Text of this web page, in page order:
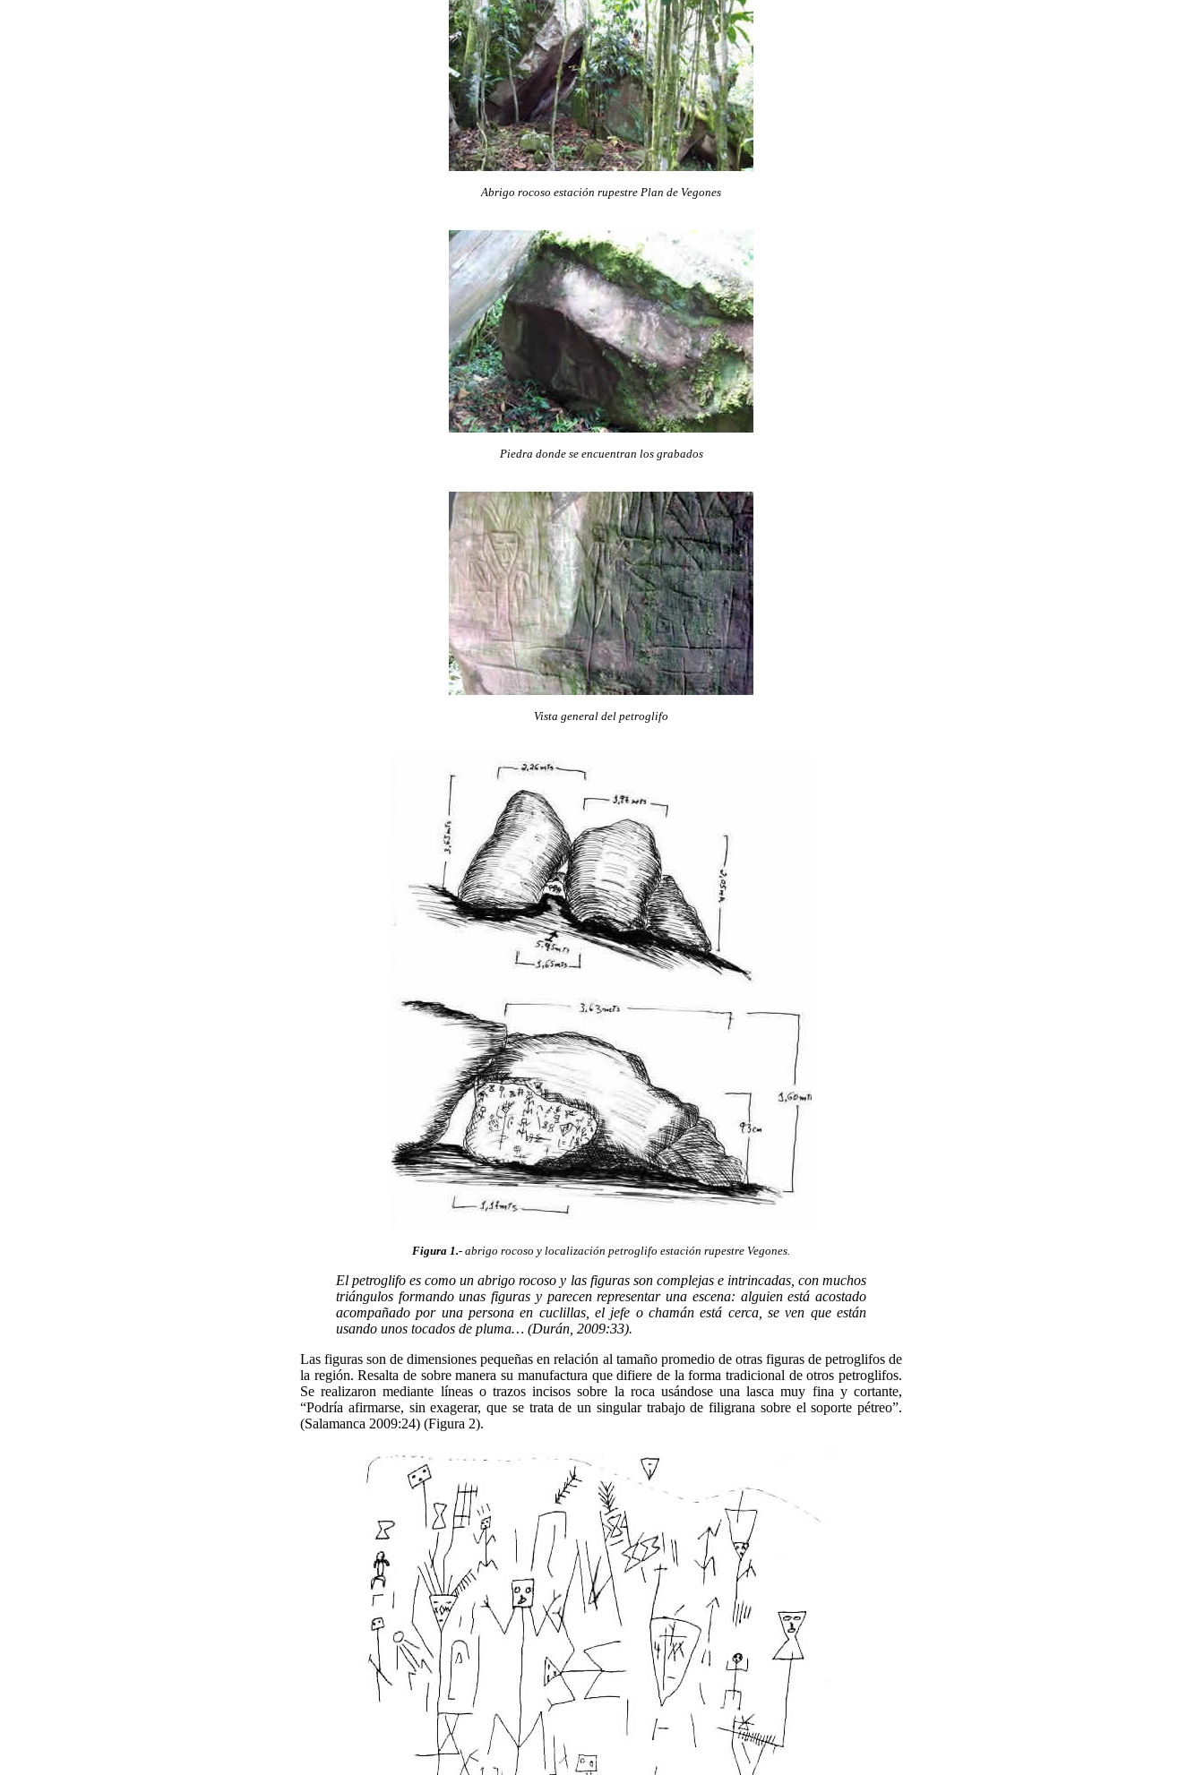
Abrigo rocoso estación rupestre Plan de Vegones
Piedra donde se encuentran los grabados
Vista general del petroglifo
Figura 1.- abrigo rocoso y localización petroglifo estación rupestre Vegones.
El petroglifo es como un abrigo rocoso y las figuras son complejas e intrincadas, con muchos
triángulos formando unas figuras y parecen representar una escena: alguien está acostado
acompañado por una persona en cuclillas, el jefe o chamán está cerca, se ven que están
usando unos tocados de pluma… (Durán, 2009:33).
Las figuras son de dimensiones pequeñas en relación al tamaño promedio de otras figuras de petroglifos de
la región. Resalta de sobre manera su manufactura que difiere de la forma tradicional de otros petroglifos.
Se realizaron mediante líneas o trazos incisos sobre la roca usándose una lasca muy fina y cortante,
“Podría afirmarse, sin exagerar, que se trata de un singular trabajo de filigrana sobre el soporte pétreo”.
(Salamanca 2009:24) (Figura 2).